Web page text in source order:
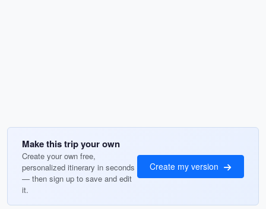
Make this trip your own
Create your own free,
personalized itinerary in seconds
— then sign up to save and edit
it.
Create my version